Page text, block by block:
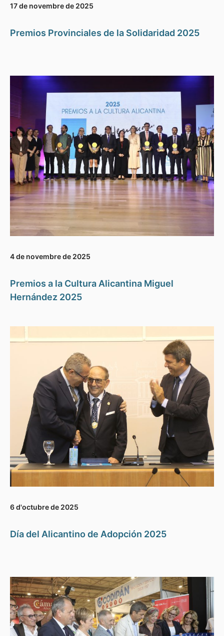
17 de novembre de 2025
Premios Provinciales de la Solidaridad 2025
4 de novembre de 2025
Premios a la Cultura Alicantina Miguel
Hernández 2025
6 d'octubre de 2025
Día del Alicantino de Adopción 2025